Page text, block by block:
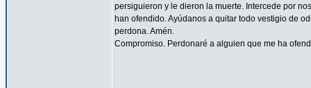
persiguieron y le dieron la muerte. Intercede por
han ofendido. Ayúdanos a quitar todo vestigio de
perdona. Amén.
Compromiso. Perdonaré a alguien que me ha